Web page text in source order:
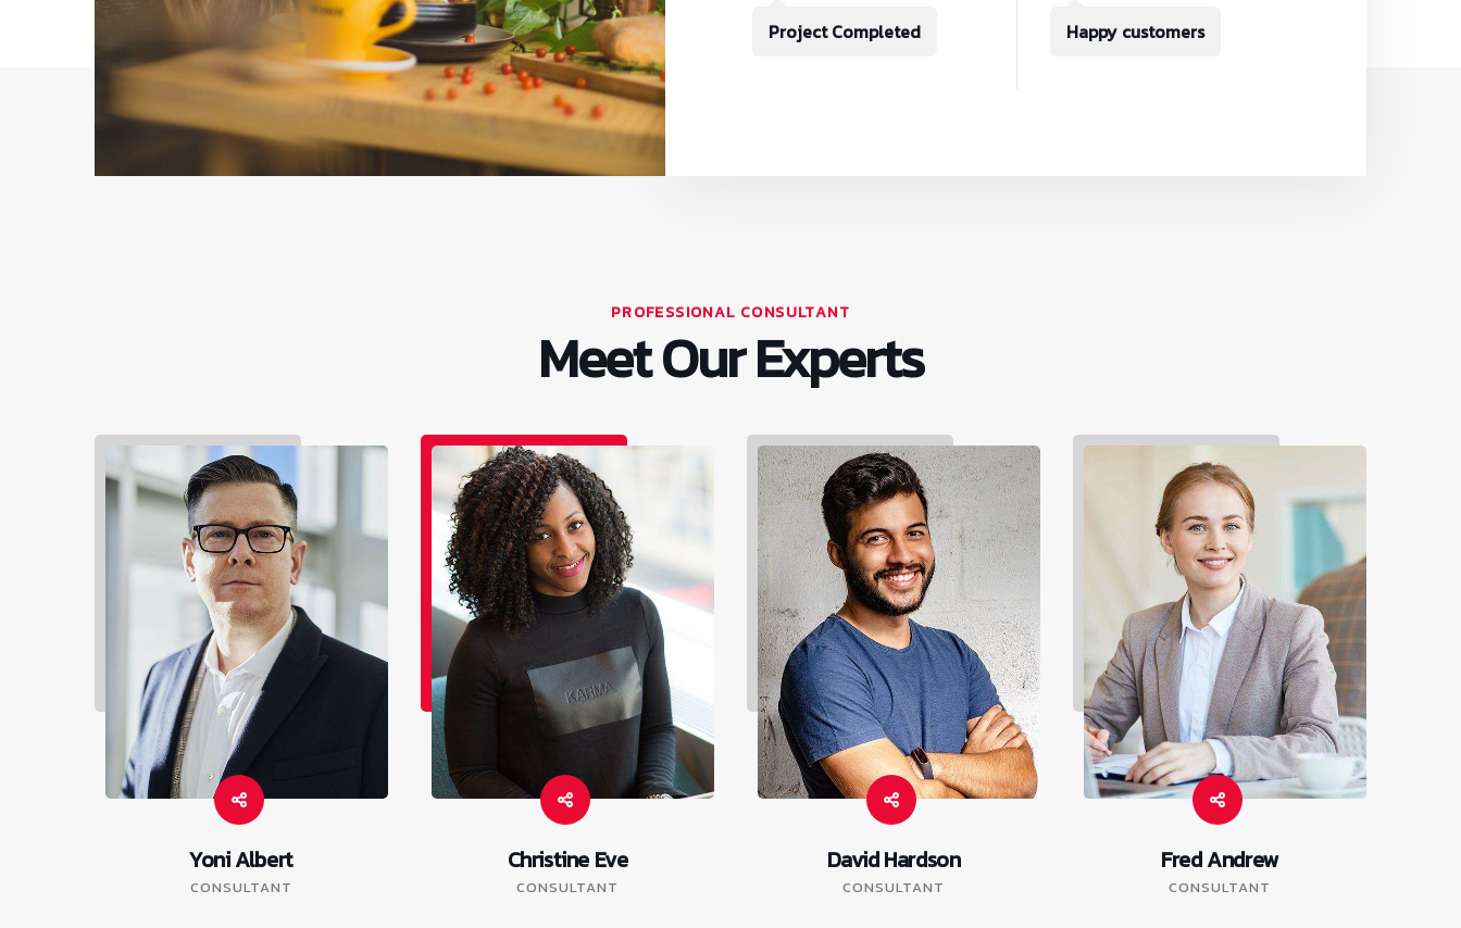
Project Completed Happy customers
PROFESSIONAL CONSULTANT
Meet Our Experts
Yoni Albert
CONSULTANT
Christine Eve
CONSULTANT
David Hardson
CONSULTANT
Fred Andrew
CONSULTANT